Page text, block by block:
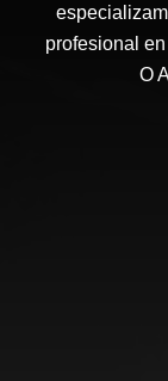
profesional
O